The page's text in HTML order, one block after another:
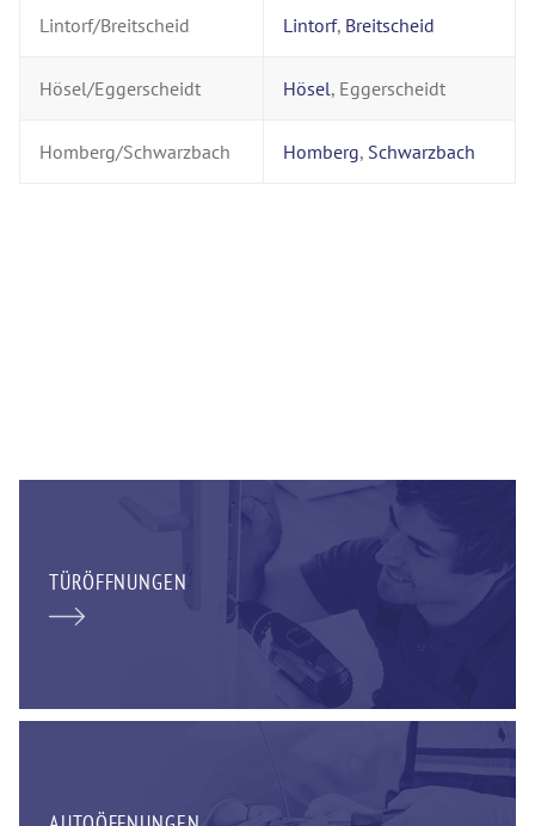
Lintorf/Breitscheid Lintorf, Breitscheid
Hösel/Eggerscheidt Hösel, Eggerscheidt
Homberg/Schwarzbach Homberg, Schwarzbach
TÜRÖFFNUNGEN